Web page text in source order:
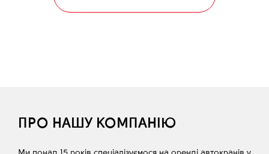
ПРО НАШУ КОМПАНІЮ